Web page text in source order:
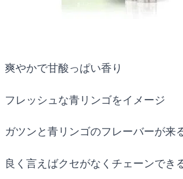
爽やかで甘酸っぱい香り
フレッシュな青リンゴをイメージ
ガツンと青リンゴのフレーバーが来
良く言えばクセがなくチェーンでき